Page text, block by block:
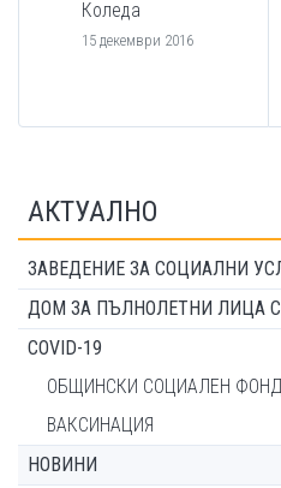
Коледа
15 декември 2016
АКТУАЛНО
ЗАВЕДЕНИЕ ЗА СОЦИАЛНИ
ДОМ ЗА ПЪЛНОЛЕТНИ ЛИЦА
COVID-19
ОБЩИНСКИ СОЦИАЛЕН ФОНД
ВАКСИНАЦИЯ
НОВИНИ